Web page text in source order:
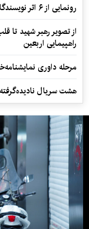
رونمایی از ۶ اثر نویسندگان دلیجان در آیین «سر این قلم سلامت»
از تصویر رهبر شهید تا
راهپیمایی اربعین
مرحله داوری
هشت سریال